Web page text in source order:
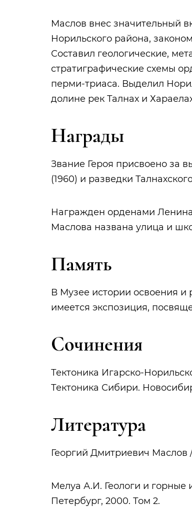
Маслов внес значительный
Норильского района,
Составил геологические,
стратиграфические схемы
перми-триаса. Выделил
долине рек Талнах и
Награды
Звание Героя присвоено за
(1960) и разведки
Награжден орденами
Маслова названа улица и
Память
В Музее истории освоения
имеется экспозиция,
Сочинения
Тектоника Игарско-
Тектоника Сибири.
Литература
Георгий Дмитриевич Маслов
Мелуа А.И. Геологи и
Петербург, 2000. Том 2.